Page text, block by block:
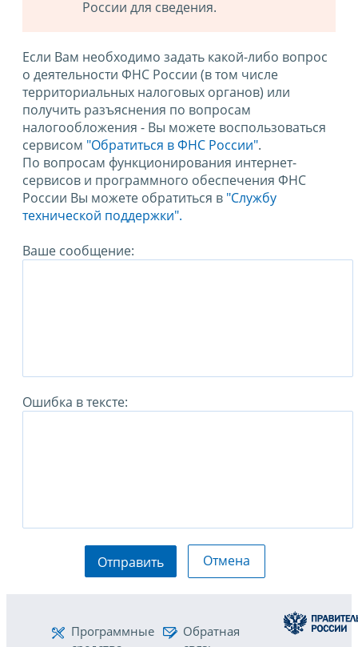
России для сведения.
Если Вам необходимо задать какой-либо вопрос
о деятельности ФНС России (в том числе
территориальных налоговых органов) или
получить разъяснения по вопросам
налогообложения - Вы можете воспользоваться
сервисом "Обратиться в ФНС России".
По вопросам функционирования интернет-
сервисов и программного обеспечения ФНС
России Вы можете обратиться в "Службу
технической поддержки".
Ваше сообщение:
Ошибка в тексте:
Отправить Отмена
Программные
Обратная